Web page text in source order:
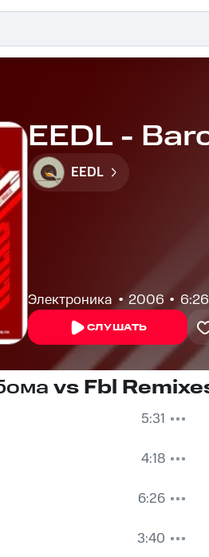
EEDL -
EEDL
Электроника 2006 6:26
СЛУШАТЬ
vs Fbl
5:31
4:18
6:26
3:40